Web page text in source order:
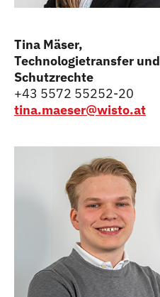
Tina Mäser,
Technologietransfer und
Schutzrechte
+43 5572 55252-20
tina.maeser@wisto.at